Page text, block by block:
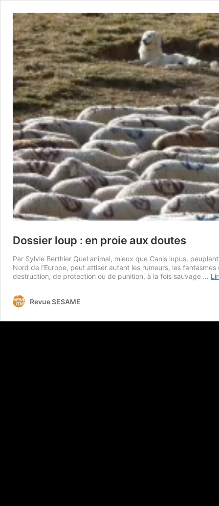
Dossier loup : en proie aux doutes
Par Sylvie Berthier Quel animal, mieux que Canis lupus,
Nord de l’Europe, peut attiser autant les rumeurs, les
destruction, de protection ou de punition, à la fois sauvage …
Revue SESAME